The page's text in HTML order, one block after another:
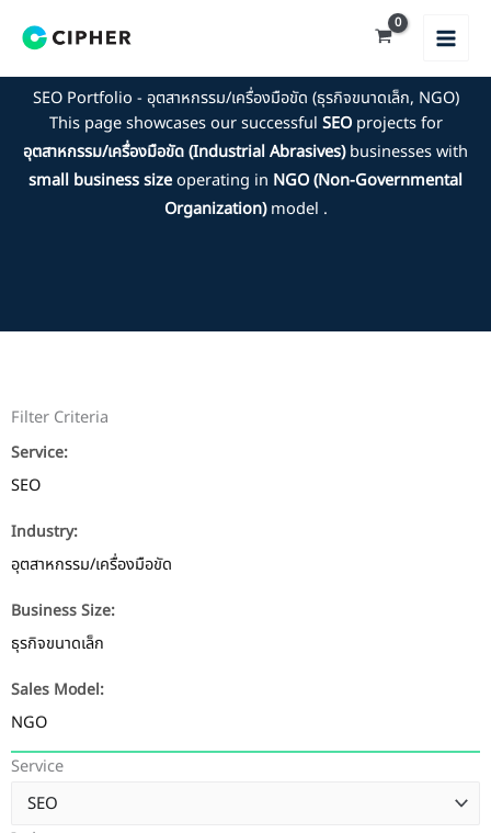
SEO Portfolio - อุตสาหกรรม/เครื่องมือขัด (ธุรกิจขนาดเล็ก, NGO)
This page showcases our successful SEOprojects for
อุตสาหกรรม/เครื่องมือขัด (Industrial Abrasives)businesses with
small business sizeoperating in NGO (Non-Governmental
Organization)model .
Filter Criteria
Service:
SEO
Industry:
อุตสาหกรรม/เครื่องมือขัด
Business Size:
ธุรกิจขนาดเล็ก
Sales Model:
NGO
Service